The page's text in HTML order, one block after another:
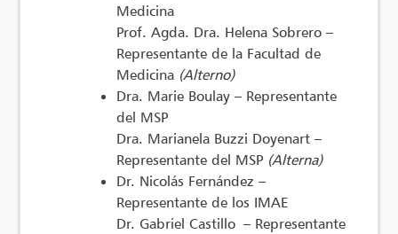
Medicina
Prof. Agda. Dra. Helena Sobrero –
Representante de la Facultad de
Medicina (Alterno)
Dra. Marie Boulay – Representante
del MSP
Dra. Marianela Buzzi Doyenart –
Representante del MSP (Alterna)
Dr. Nicolás Fernández –
Representante de los IMAE
Dr. Gabriel Castillo – Representante